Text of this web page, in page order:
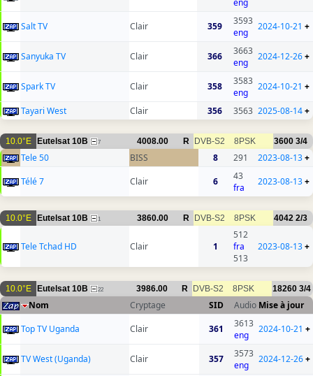
Salt TV Clair 359
3593
eng
2024-10-21 +
Sanyuka TV Clair 366
3663
eng
2024-12-26+
Spark TV Clair 358
3583
eng
2024-10-21 +
Tayari West Clair 356 3563 2025-08-14+
10.0°E Eutelsat 10B 7 4008.00 R DVB-S2 8PSK 3600 3/4
Tele 50 BISS 8 291 2023-08-13+
Télé 7
Clair 6
43
fra
2023-08-13+
10.0°E Eutelsat 10B 1 3860.00 R DVB-S2 8PSK 4042 2/3
Tele Tchad HD Clair 1
512
fra
513
2023-08-13+
10.0°E Eutelsat 10B 22 3986.00 R DVB-S2 8PSK 18260 3/4
Nom Cryptage SID Audio Mise à jour
Top TV Uganda
Clair 361
3613
eng
2024-10-21 +
TV West (Uganda) Clair 357
3573
eng
2024-12-26+